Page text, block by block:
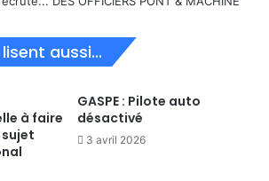
aussi...
à faire
sujet
GASPE : Pilote auto
désactivé
3 avril 2026